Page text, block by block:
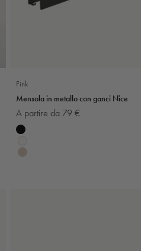
Fink
Mensola in metallo con ganci Nice
Prezzo scontato
A partire da 79 €
Colore
Nero
Bianco
Sabbia